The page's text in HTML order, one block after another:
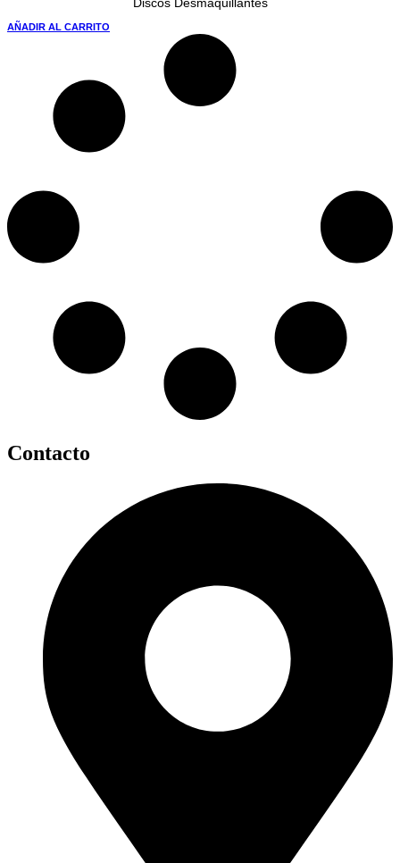
AÑADIR AL CARRITO
Contacto